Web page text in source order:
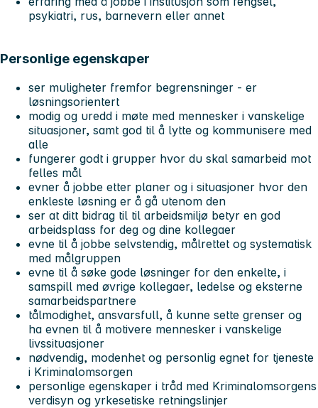
psykiatri, rus, barnevern eller annet
Personlige egenskaper
ser muligheter fremfor begrensninger - er
løsningsorientert
modig og uredd i møte med mennesker i vanskelige
situasjoner, samt god til å lytte og kommunisere med
alle
fungerer godt i grupper hvor du skal samarbeid mot
felles mål
evner å jobbe etter planer og i situasjoner hvor den
enkleste løsning er å gå utenom den
ser at ditt bidrag til til arbeidsmiljø betyr en god
arbeidsplass for deg og dine kollegaer
evne til å jobbe selvstendig, målrettet og systematisk
med målgruppen
evne til å søke gode løsninger for den enkelte, i
samspill med øvrige kollegaer, ledelse og eksterne
samarbeidspartnere
tålmodighet, ansvarsfull, å kunne sette grenser og
ha evnen til å motivere mennesker i vanskelige
livssituasjoner
nødvendig, modenhet og personlig egnet for tjeneste
i Kriminalomsorgen
personlige egenskaper i tråd med Kriminalomsorgens
verdisyn og yrkesetiske retningslinjer